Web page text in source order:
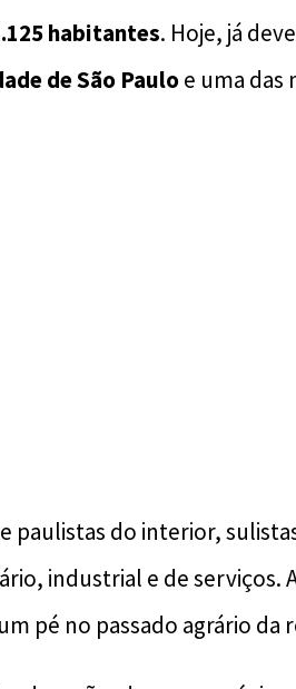
habitantes. Hoje, já
de São Pauloe uma das
paulistas do interior,
industrial e de serviços.
pé no passado agrário da